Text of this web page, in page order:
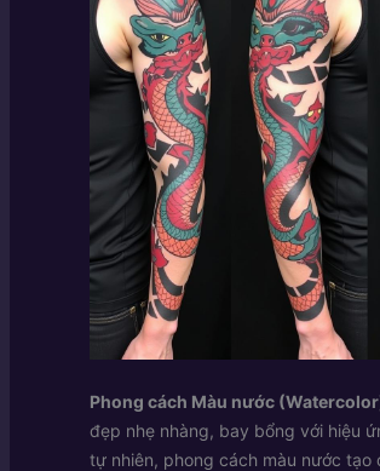
Phong cách Màu nước
đẹp nhẹ nhàng, bay bổng với hiệu
tự nhiên, phong cách màu nước tạo